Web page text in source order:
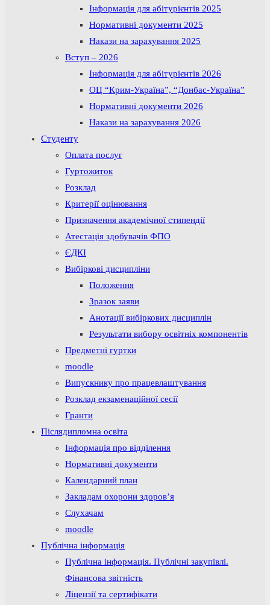
Інформація для абітурієнтів 2025
Нормативні документи 2025
Накази на зарахування 2025
Вступ – 2026
Інформація для абітурієнтів 2026
ОЦ “Крим-Україна”, “Донбас-Україна”
Нормативні документи 2026
Накази на зарахування 2026
Студенту
Оплата послуг
Гуртожиток
Розклад
Критерії оцінювання
Призначення академічної стипендії
Атестація здобувачів ФПО
ЄДКІ
Вибіркові дисципліни
Положення
Зразок заяви
Анотації вибіркових дисциплін
Результати вибору освітніх компонентів
Предметні гуртки
moodle
Випускнику про працевлаштування
Розклад екзаменаційної сесії
Гранти
Післядипломна освіта
Інформація про відділення
Нормативні документи
Календарний план
Закладам охорони здоров’я
Слухачам
moodle
Публічна інформація
Публічна інформація. Публічні закупівлі.
Фінансова звітність
Ліцензії та сертифікати